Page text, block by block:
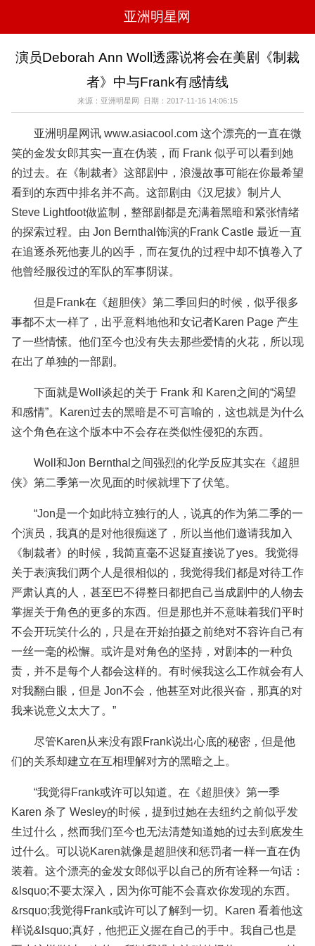
亚洲明星网
综艺
音乐
时尚
八卦 华人男明星
华人女明星
韩国男明星 日本男明星
欧美男明星 泰国女明星
演员Deborah Ann Woll透露说将会在美剧《制裁
者》中与Frank有感情线
来源：亚洲明星网 日期：2017-11-16 14:06:15
亚洲明星网讯 www.asiacool.com 这个漂亮的一直在微
笑的金发女郎其实一直在伪装，而 Frank 似乎可以看到她
的过去。在《制裁者》这部剧中，浪漫故事可能在你最希望
看到的东西中排名并不高。这部剧由《汉尼拔》制片人
Steve Lightfoot做监制，整部剧都是充满着黑暗和紧张情绪
的探索过程。由 Jon Bernthal饰演的Frank Castle 最近一直
在追逐杀死他妻儿的凶手，而在复仇的过程中却不慎卷入了
他曾经服役过的军队的军事阴谋。
但是Frank在《超胆侠》第二季回归的时候，似乎很多
事都不太一样了，出乎意料地他和女记者Karen Page 产生
了一些情愫。他们至今也没有失去那些爱情的火花，所以现
在出了单独的一部剧。
下面就是Woll谈起的关于 Frank 和 Karen之间的“渴望
和感情”。Karen过去的黑暗是不可言喻的，这也就是为什么
这个角色在这个版本中不会存在类似性侵犯的东西。
Woll和Jon Bernthal之间强烈的化学反应其实在《超胆
侠》第二季第一次见面的时候就埋下了伏笔。
“Jon是一个如此特立独行的人，说真的作为第二季的一
个演员，我真的是对他很痴迷了，所以当他们邀请我加入
《制裁者》的时候，我简直毫不迟疑直接说了yes。我觉得
关于表演我们两个人是很相似的，我觉得我们都是对待工作
严肃认真的人，甚至巴不得整日都把自己当成剧中的人物去
掌握关于角色的更多的东西。但是那也并不意味着我们平时
不会开玩笑什么的，只是在开始拍摄之前绝对不容许自己有
一丝一毫的松懈。或许是对角色的坚持，对剧本的一种负
责，并不是每个人都会这样的。有时候我这么工作就会有人
对我翻白眼，但是 Jon不会，他甚至对此很兴奋，那真的对
我来说意义太大了。”
尽管Karen从来没有跟Frank说出心底的秘密，但是他
们的关系却建立在互相理解对方的黑暗之上。
“我觉得Frank或许可以知道。在《超胆侠》第一季
Karen 杀了 Wesley的时候，提到过她在去纽约之前似乎发
生过什么，然而我们至今也无法清楚知道她的过去到底发生
过什么。可以说Karen就像是超胆侠和惩罚者一样一直在伪
装着。这个漂亮的金发女郎似乎以自己的所有诠释一句话：
&lsquo;不要太深入，因为你可能不会喜欢你发现的东西。
&rsquo;我觉得Frank或许可以了解到一切。Karen 看着他这
样说&lsquo;真好，他把正义握在自己的手中。我自己也是